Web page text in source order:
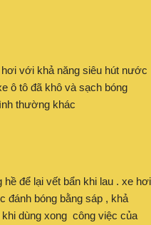
với khả năng siêu hút nước
ô tô đã khô và sạch bóng
thường khác
hề để lại vết bẩn khi lau . xe hơi
đánh bóng bằng sáp , khả
dùng xong công việc của